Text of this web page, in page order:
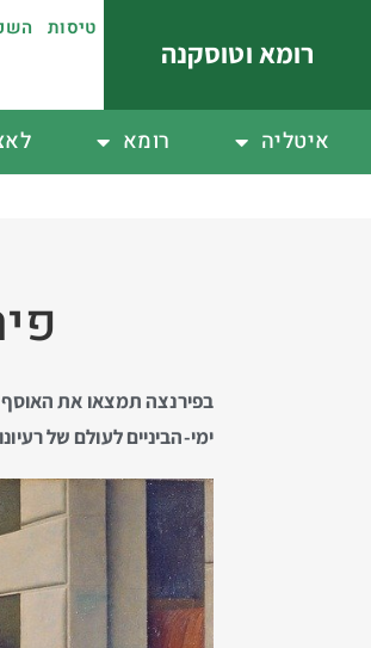
רומא וטוסקנה
טיסות
איטליה רומא
בפירנצה תמצאו את
ימי-הביניים לעולם של